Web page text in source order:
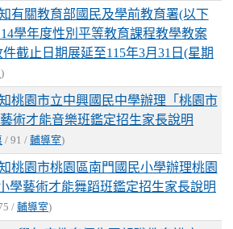
有關教育部國民及學前教育署(以下
學年度性別平等教育課程教學教案
截止日期展延至115年3月31日(星期
)
桃園市立中興國民中學辦理「桃園市
術才能音樂班鑑定招生家長說明
/ 91 / 輔導室)
桃園市桃園區南門國民小學辦理桃園
學藝術才能舞蹈班鑑定招生家長說明
/ 輔導室)